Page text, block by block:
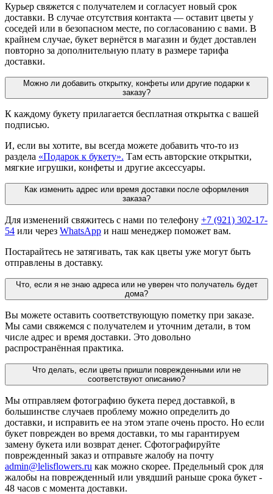
Курьер свяжется с получателем и согласует новый срок
доставки. В случае отсутствия контакта — оставит цветы у
соседей или в безопасном месте, по согласованию с вами. В
крайнем случае, букет вернётся в магазин и будет доставлен
повторно за дополнительную плату в размере тарифа
доставки.
Можно ли добавить открытку, конфеты или другие подарки к
заказу?
К каждому букету прилагается бесплатная открытка с вашей
подписью.
И, если вы хотите, вы всегда можете добавить что-то из
раздела «Подарок к букету». Там есть авторские открытки,
мягкие игрушки, конфеты и другие аксессуары.
Как изменить адрес или время доставки после оформления
заказа?
Для изменений свяжитесь с нами по телефону +7 (921) 302-17-
54 или через WhatsApp и наш менеджер поможет вам.
Постарайтесь не затягивать, так как цветы уже могут быть
отправлены в доставку.
Что, если я не знаю адреса или не уверен что получатель будет
дома?
Вы можете оставить соответствующую пометку при заказе.
Мы сами свяжемся с получателем и уточним детали, в том
числе адрес и время доставки. Это довольно
распространённая практика.
Что делать, если цветы пришли поврежденными или не
соответствуют описанию?
Мы отправляем фотографию букета перед доставкой, в
большинстве случаев проблему можно определить до
доставки, и исправить ее на этом этапе очень просто. Но если
букет поврежден во время доставки, то мы гарантируем
замену букета или возврат денег. Сфотографируйте
поврежденный заказ и отправьте жалобу на почту
admin@lelisflowers.ru как можно скорее. Предельный срок для
жалобы на поврежденный или увядший раньше срока букет -
48 часов с момента доставки.